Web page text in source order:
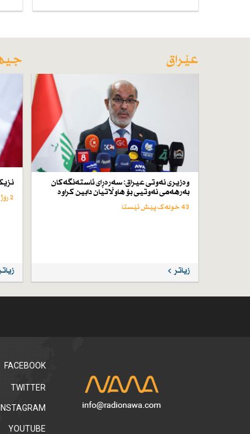
عێراق
وەزیری نەوتی عیراق: سەرەڕای ئاستەنگەكان
بەرهەمی نەوتیی بۆ هاوڵاتیان دابین كراوە
43 خولەک پێش ئێستا
زیاتر
نزیكەی 50 كەس لە
2 رۆژ پێش ئێستا
زیاتر
FACEBOOK
TWITTER
INSTAGRAM
YOUTUBE